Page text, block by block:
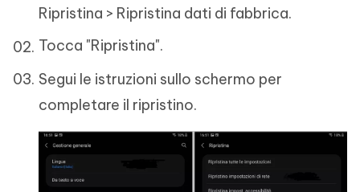
Ripristina > Ripristina dati di fabbrica.
Tocca "Ripristina".
Segui le istruzioni sullo schermo per
completare il ripristino.